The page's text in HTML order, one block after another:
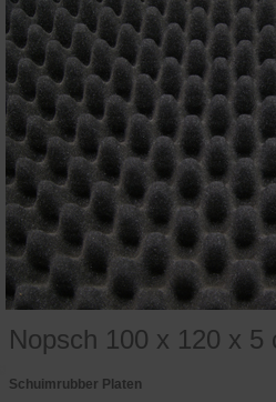
Nopsch 100 x 120 x 5
Schuimrubber Platen